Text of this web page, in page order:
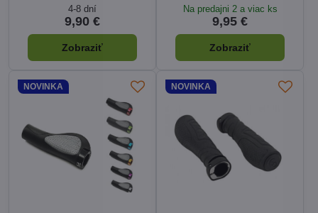
4-8 dní
9,90 €
Zobraziť
Na predajni 2 a viac ks
9,95 €
Zobraziť
NOVINKA NOVINKA